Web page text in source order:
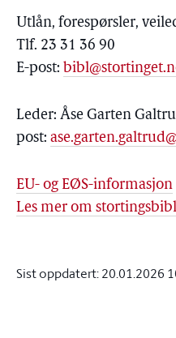
Utlån, forespørsler,
Tlf. 23 31 36 90
E-post:
Leder: Åse Garten
post:
EU- og EØS-informasjon
Les mer om
Sist oppdatert:20.01.2026